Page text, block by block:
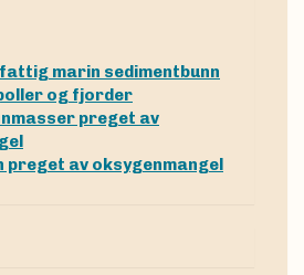
marin sedimentbunn
og fjorder
preget av
preget av oksygenmangel